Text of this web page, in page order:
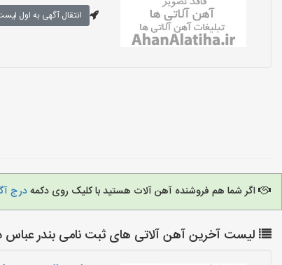
انتقال آگهی به اول
اگر شما هم فروشنده آهن آلات هستید با کلیک روی دکمهدرج
لیست آخرین آهن آلاتی های ثبت نامی بندر عباس